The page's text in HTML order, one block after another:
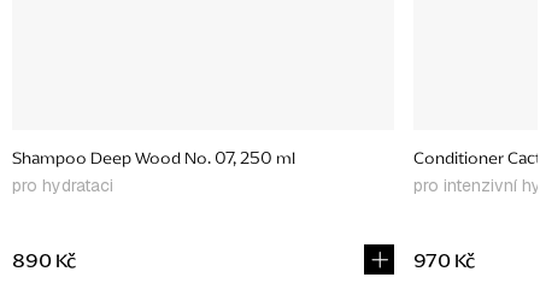
Shampoo Deep Wood No. 07, 250 ml
pro hydrataci
890 Kč
Conditioner
pro intenzivní
970 Kč